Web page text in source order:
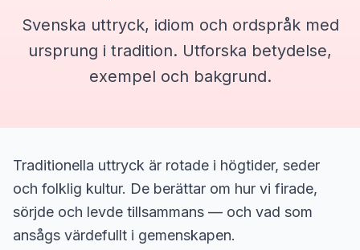
Svenska uttryck, idiom och ordspråk med
ursprung i tradition. Utforska betydelse,
exempel och bakgrund.
Traditionella uttryck är rotade i högtider, seder
och folklig kultur. De berättar om hur vi firade,
sörjde och levde tillsammans — och vad som
ansågs värdefullt i gemenskapen.